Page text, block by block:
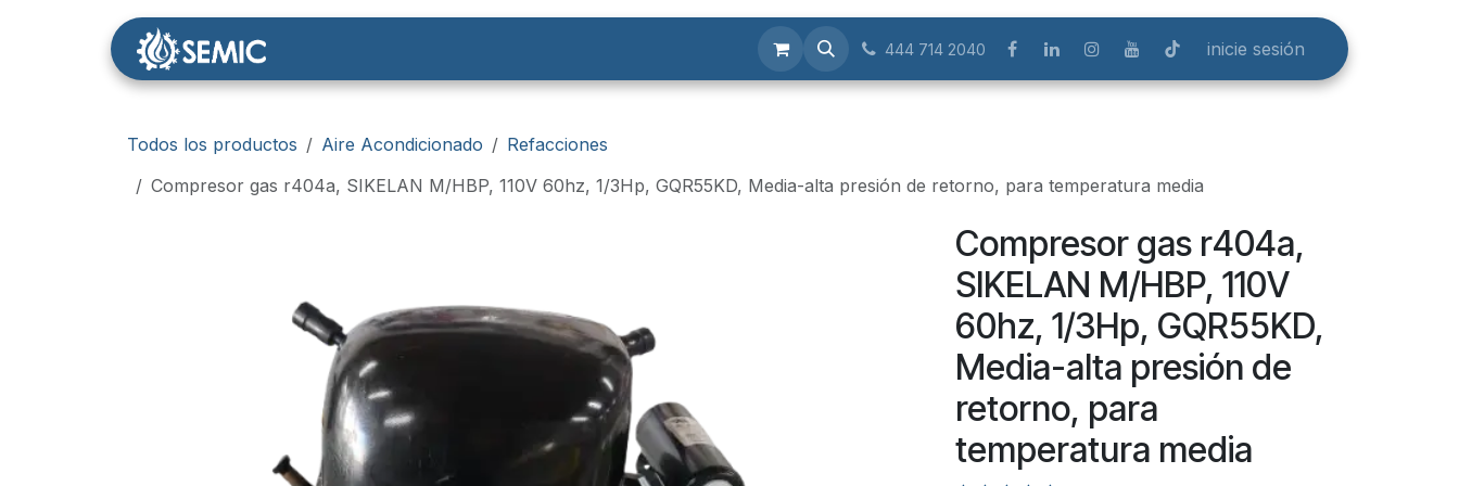
444 714 2040 inicie sesión
Todos los productos Aire Acondicionado
Refacciones
Compresor gas r404a, SIKELAN M/HBP, 110V 60hz, 1/3Hp, GQR55KD, Media-alta presión de retorno, para temperatura media
Compresor gas r404a,
SIKELAN M/HBP, 110V
60hz, 1/3Hp, GQR55KD,
Media-alta presión de
retorno, para
temperatura media